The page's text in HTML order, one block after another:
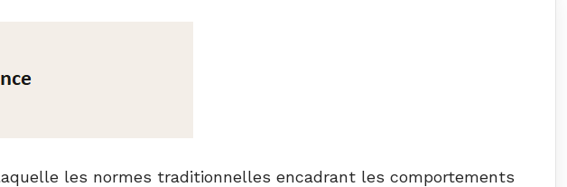
les normes traditionnelles encadrant les comportements